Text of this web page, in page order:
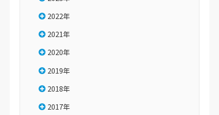
2022年
2021年
2020年
2019年
2018年
2017年